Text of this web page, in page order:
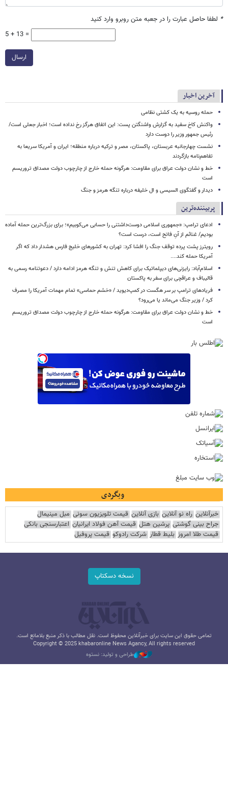
* لطفا حاصل عبارت را در جعبه متن روبرو وارد کنید
5 + 13 =
ارسال
آخرین اخبار
حمله روسیه به یک کشتی نظامی
واکنش کاخ سفید به گزارش واشنگتن پست: این اتفاق هرگز رخ نداده است؛ اخبار جعلی است/
رئیس جمهور وزیر را دوست دارد
نشست چهارجانبه عربستان، پاکستان، مصر و ترکیه درباره منطقه؛ ایران و آمریکا سریعا به
تفاهم‌نامه بازگردند
خط و نشان دولت عراق برای مقاومت: هرگونه حمله خارج از چارچوب دولت مصداق تروریسم
است
دیدار و گفتگوی السیسی و ال خلیفه درباره تنگه هرمز و جنگ
پربیننده‌ترین
ادعای ترامپ: «جمهوری اسلامی دوست‌داشتنی را حسابی می‌کوبیم»؛ برای بزرگ‌ترین حمله آماده
بودیم/ غنائم از آنِ فاتح است، درست است؟
رویترز پشت پرده توقف جنگ را افشا کرد: تهران به کشورهای خلیج فارس هشدار داد که اگر
آمریکا حمله کند....
اسلام‌آباد: رایزنی‌های دیپلماتیک برای کاهش تنش و تنگه هرمز ادامه دارد / دعوتنامه رسمی به
قالیباف و عراقچی برای سفر به پاکستان
فریادهای ترامپ بر سر هگست در کمپ‌دیوید / «خشم حماسی» تمام مهمات آمریکا را مصرف
کرد / وزیر جنگ می‌ماند یا می‌رود؟
خط و نشان دولت عراق برای مقاومت: هرگونه حمله خارج از چارچوب دولت مصداق تروریسم
است
وبگردی
خبرآنلاین راه نو آنلاین بازی آنلاین قیمت تلویزیون سونی مبل مینیمال
جراح بینی گوشتی پرشین هتل قیمت آهن فولاد ایرانیان اعتبارسنجی بانکی
قیمت طلا امروز بلیط قطار شرکت رادوکو قیمت پروفیل
نسخه دسکتاپ
تمامی حقوق این سایت برای خبرآنلاین محفوظ است. نقل مطالب با ذکر منبع بلامانع است.
Copyright © 2025 khabaronline News Agancy, All rights reserved
طراحی و تولید: نستوه